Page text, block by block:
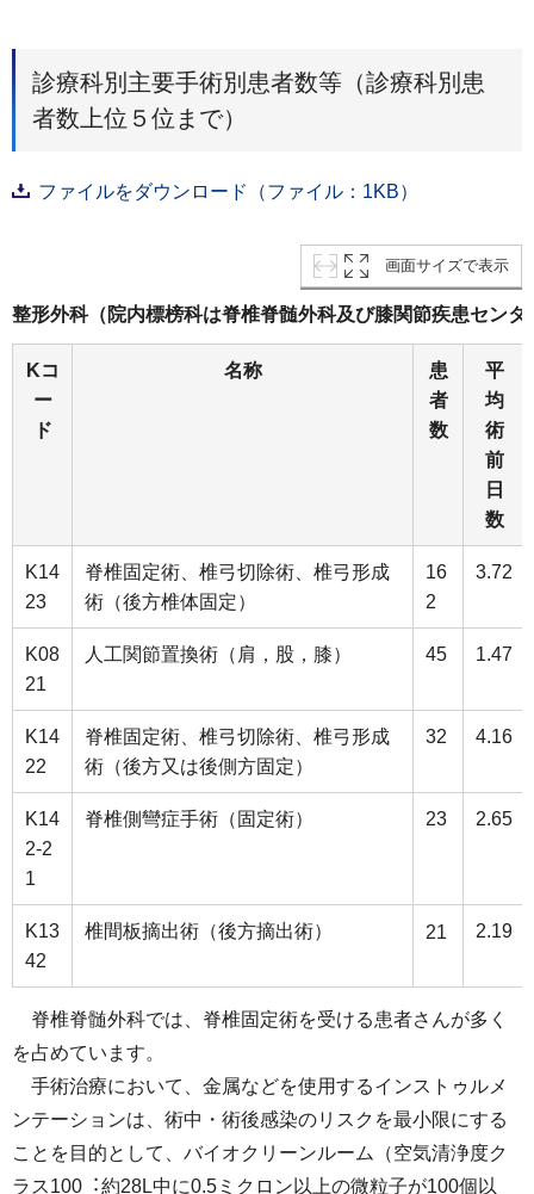
診療科別主要手術別患者数等（診療科別患
者数上位５位まで）
ファイルをダウンロード（ファイル：1KB）
画面サイズで表示
整形外科（院内標榜科は脊椎脊髄外科及び膝関節疾患センタ
Kコ
ー
ド
名称
患
者
数
平
均
術
前
日
数
K14
23
脊椎固定術、椎弓切除術、椎弓形成
術（後方椎体固定）
16
2
3.72
K08
21
人工関節置換術（肩，股，膝） 45 1.47
K14
22
脊椎固定術、椎弓切除術、椎弓形成
術（後方又は後側方固定）
32 4.16
K14
2-2
1
脊椎側彎症手術（固定術） 23 2.65
K13
42
椎間板摘出術（後方摘出術） 21 2.19
脊椎脊髄外科では、脊椎固定術を受ける患者さんが多く
を占めています。
⼿術治療において、⾦属などを使⽤するインストゥルメ
ンテーションは、術中・術後感染のリスクを最⼩限にする
ことを目的として、バイオクリーンルーム（空気清浄度ク
ラス100︓約28L中に0.5ミクロン以上の微粒⼦が100個以